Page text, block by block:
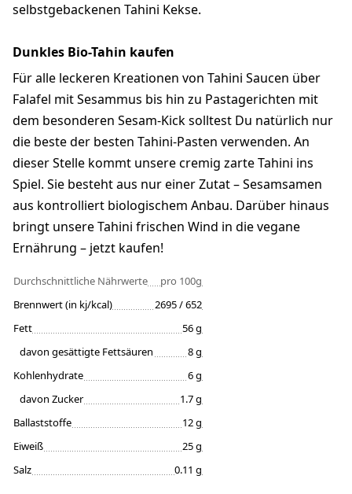
selbstgebackenen Tahini Kekse.
Dunkles Bio-Tahin kaufen
Für alle leckeren Kreationen von Tahini Saucen über
Falafel mit Sesammus bis hin zu Pastagerichten mit
dem besonderen Sesam-Kick solltest Du natürlich nur
die beste der besten Tahini-Pasten verwenden. An
dieser Stelle kommt unsere cremig zarte Tahini ins
Spiel. Sie besteht aus nur einer Zutat – Sesamsamen
aus kontrolliert biologischem Anbau. Darüber hinaus
bringt unsere Tahini frischen Wind in die vegane
Ernährung – jetzt kaufen!
Durchschnittliche Nährwerte
pro 100g
Brennwert (in kj/kcal)
2695 / 652
Fett
56 g
davon gesättigte Fettsäuren
8 g
Kohlenhydrate
6 g
davon Zucker
1.7 g
Ballaststoffe
12 g
Eiweiß
25 g
Salz
0.11 g